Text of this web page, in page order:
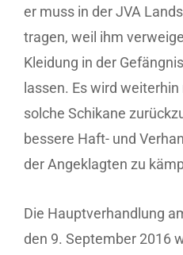
er muss in der JVA
tragen, weil ihm
Kleidung in der
lassen. Es wird
solche Schikane
bessere Haft- und
der Angeklagten zu
Die Hauptverhandlung
den 9. September 2016